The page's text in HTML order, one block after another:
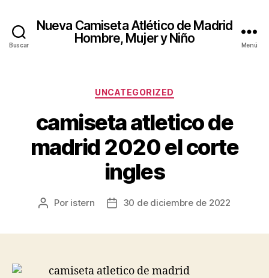
Buscar
Nueva Camiseta Atlético de Madrid
Hombre, Mujer y Niño
Menú
Categorías
UNCATEGORIZED
camiseta atletico de
madrid 2020 el corte
ingles
Autor
Por istern
Fecha30 de diciembre de 2022